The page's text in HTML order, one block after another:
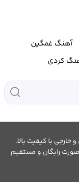
آهنگ غمگین
کردی
با کیفیت بالا.
رایگان و مستقیم